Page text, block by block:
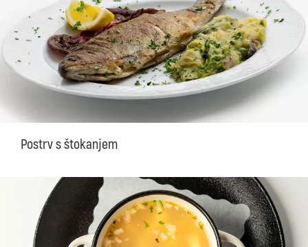
Postrv s štokanjem